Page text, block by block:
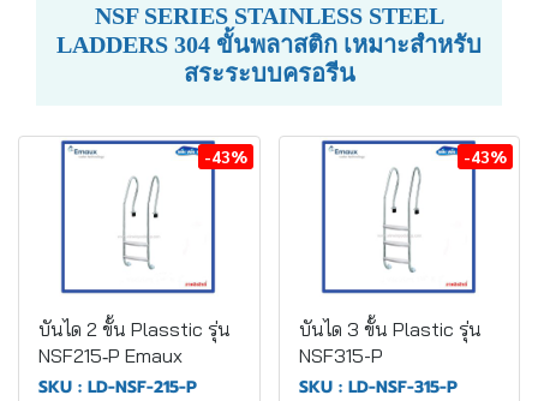
NSF SERIES STAINLESS STEEL
LADDERS 304 ขั้นพลาสติก เหมาะสำหรับ
สระระบบครอรีน
-43%
บันได 2 ขั้น Plasstic รุ่น
NSF215‐P Emaux
SKU : LD-NSF-215-P
-43%
บันได 3 ขั้น Plastic รุ่น
NSF315-P
SKU : LD-NSF-315-P